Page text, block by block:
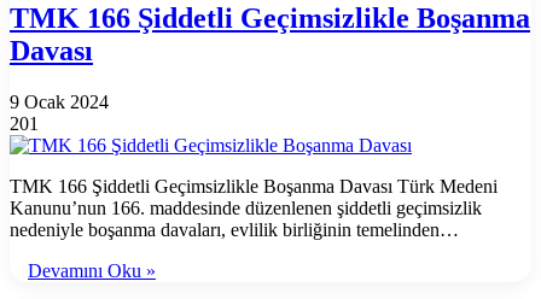
TMK 166 Şiddetli Geçimsizlikle Boşanma
Davası
9 Ocak 2024
201
TMK 166 Şiddetli Geçimsizlikle Boşanma Davası Türk Medeni
Kanunu’nun 166. maddesinde düzenlenen şiddetli geçimsizlik
nedeniyle boşanma davaları, evlilik birliğinin temelinden…
Devamını Oku »